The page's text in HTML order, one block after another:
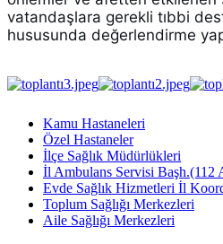
vatandaşlara gerekli tıbbi
hususunda değerlendirme
Kamu Hastaneleri
Özel Hastaneler
İlçe Sağlık Müdürlükleri
İl Ambulans Servisi Başh.(112
Evde Sağlık Hizmetleri İl
Toplum Sağlığı Merkezleri
Aile Sağlığı Merkezleri